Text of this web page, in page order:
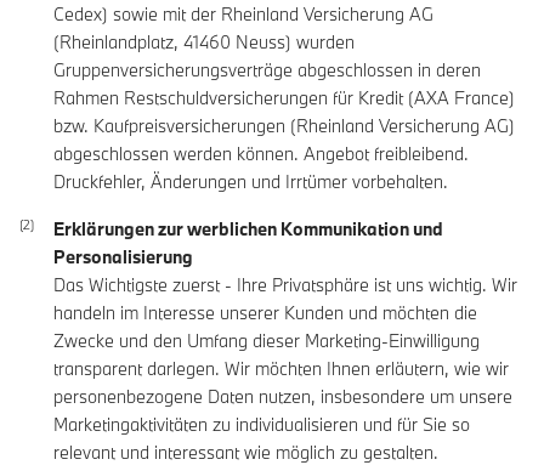
Cedex) sowie mit der Rheinland Versicherung AG
(Rheinlandplatz, 41460 Neuss) wurden
Gruppenversicherungsverträge abgeschlossen in deren
Rahmen Restschuldversicherungen für Kredit (AXA France)
bzw. Kaufpreisversicherungen (Rheinland Versicherung AG)
abgeschlossen werden können. Angebot freibleibend.
Druckfehler, Änderungen und Irrtümer vorbehalten.
Erklärungen zur werblichen Kommunikation und
Personalisierung
Das Wichtigste zuerst - Ihre Privatsphäre ist uns wichtig. Wir
handeln im Interesse unserer Kunden und möchten die
Zwecke und den Umfang dieser Marketing-Einwilligung
transparent darlegen. Wir möchten Ihnen erläutern, wie wir
personenbezogene Daten nutzen, insbesondere um unsere
Marketingaktivitäten zu individualisieren und für Sie so
relevant und interessant wie möglich zu gestalten.